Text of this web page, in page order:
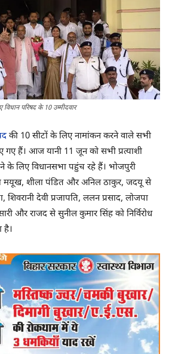
विधान परिषद के 10 उम्मीदवार
की 10 सीटों के लिए नामांकन करने वाले सभी
गए हैं। आज यानी 11 जून को सभी प्रत्याशी
के लिए विधानसभा पहुंच रहे हैं। भोजपुरी
मयूख, शीला पंडित और अनिल ठाकुर, जदयू से
शिवरानी देवी प्रजापति, ललन प्रसाद, लोजपा
और राजद से सुनील कुमार सिंह को निर्विरोध
है।